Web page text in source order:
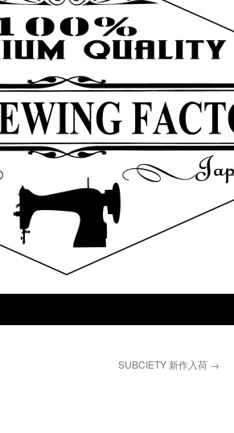
SUBCIETY 新作入荷 →